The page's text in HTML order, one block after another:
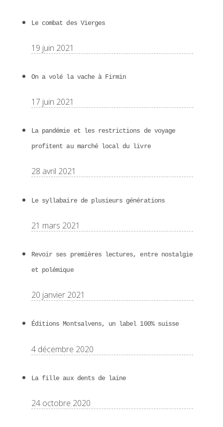
Le combat des Vierges
19 juin 2021
On a volé la vache à Firmin
17 juin 2021
La pandémie et les restrictions de voyage
profitent au marché local du livre
28 avril 2021
Le syllabaire de plusieurs générations
21 mars 2021
Revoir ses premières lectures, entre nostalgie
et polémique
20 janvier 2021
Éditions Montsalvens, un label 100% suisse
4 décembre 2020
La fille aux dents de laine
24 octobre 2020